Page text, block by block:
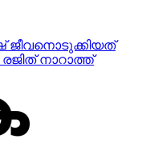
നാറാത്ത്